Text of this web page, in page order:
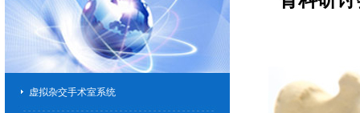
虚拟杂交手术室系统